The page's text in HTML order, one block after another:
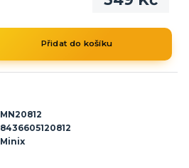
Přidat do košíku
MN20812
8436605120812
Minix